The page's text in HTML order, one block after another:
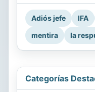
Adiós jefe IFA
mentira
la
Categorías